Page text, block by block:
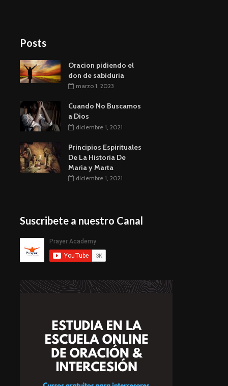
Posts
Oracion pidiendo el
don de sabiduria
marzo 1, 2023
Cuando No Buscamos
a Dios
diciembre 1, 2021
Principios Espirituales
De La Historia De
Maria y Marta
diciembre 1, 2021
Suscribete a nuestro Canal